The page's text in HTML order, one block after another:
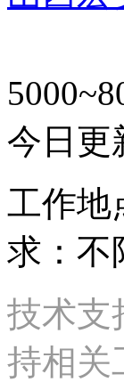
今日更
工作地
求：不
技术支
持相关